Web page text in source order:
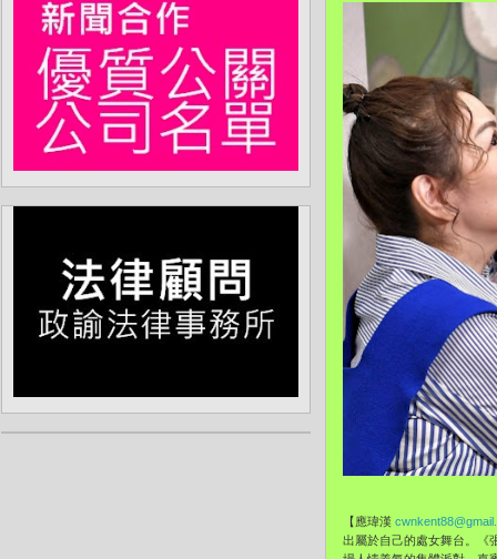
【應瑋漢
出屬於自己的處女舞台。《